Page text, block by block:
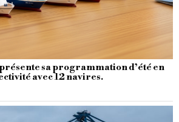
sa programmation d’été en
avec 12 navires.